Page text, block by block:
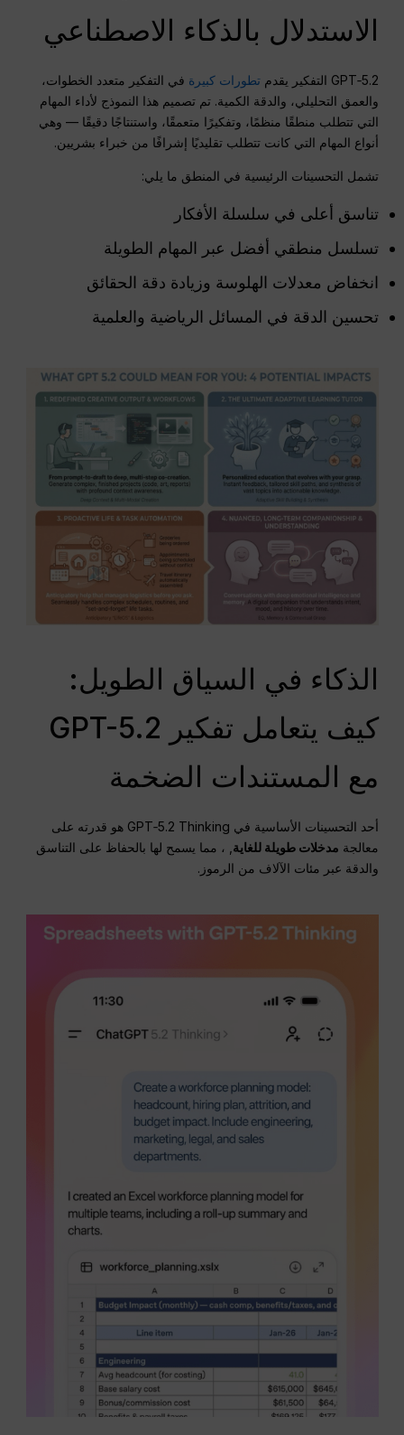
الاستدلال بالذكاء الاصطناعي
GPT‑5.2 التفكير يقدم تطورات كبيرة في التفكير متعدد الخطوات،
والعمق التحليلي، والدقة الكمية. تم تصميم هذا النموذج لأداء المهام
التي تتطلب منطقًا منظمًا، وتفكيرًا متعمقًا، واستنتاجًا دقيقًا — وهي
أنواع المهام التي كانت تتطلب تقليديًا إشرافًا من خبراء بشريين.
تشمل التحسينات الرئيسية في المنطق ما يلي:
تناسق أعلى في سلسلة الأفكار
تسلسل منطقي أفضل عبر المهام الطويلة
انخفاض معدلات الهلوسة وزيادة دقة الحقائق
تحسين الدقة في المسائل الرياضية والعلمية
الذكاء في السياق الطويل:
كيف يتعامل تفكير GPT-5.2
مع المستندات الضخمة
أحد التحسينات الأساسية في GPT‑5.2 Thinking هو قدرته على
معالجة مدخلات طويلة للغاية , ، مما يسمح لها بالحفاظ على التناسق
والدقة عبر مئات الآلاف من الرموز.